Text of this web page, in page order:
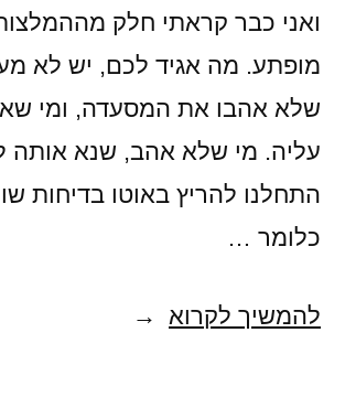
ואני כבר קראתי חלק
מופתע. מה אגיד לכם, יש לא
שלא אהבו את המסעדה, ומי
עליה. מי שלא אהב, שנא אותה
התחלנו להריץ באוטו בדיחות
כלומר …
להמשיך לקרוא לאכול